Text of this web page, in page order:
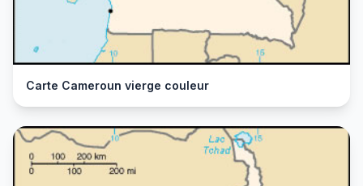
Carte Cameroun vierge couleur